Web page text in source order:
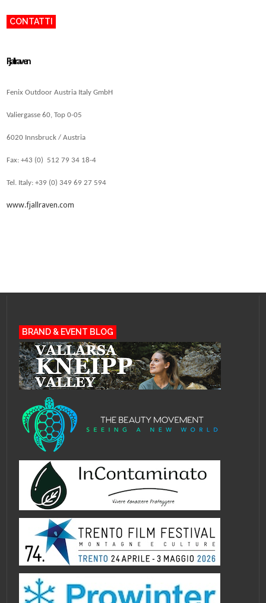
CONTATTI
Fjallraven
Fenix Outdoor Austria Italy GmbH
Valiergasse 60, Top 0-05
6020 Innsbruck / Austria
Fax: +43 (0) 512 79 34 18-4
Tel. Italy: +39 (0) 349 69 27 594
www.fjallraven.com
BRAND & EVENT BLOG